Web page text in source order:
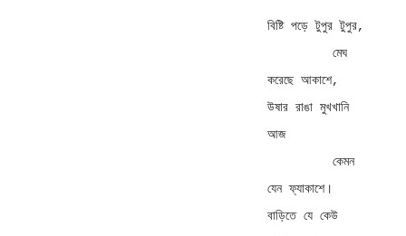
বিষ্টি পড়ে টুপুর টুপুর,
করেছে আকাশে,
উষার রাঙা মুখখানি
আজ
যেন ফ্যাকাশে।
বাড়িতে যে কেউ